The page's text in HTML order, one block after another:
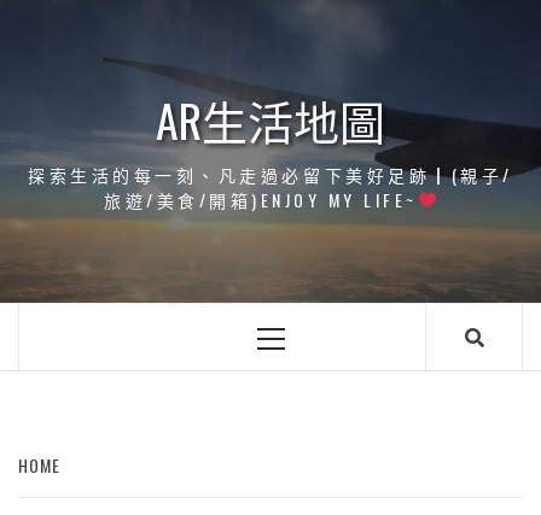
AR生活地圖
探索生活的每一刻、凡走過必留下美好足跡┃(親子/
旅遊/美食/開箱)ENJOY MY LIFE~
Primary
HOME